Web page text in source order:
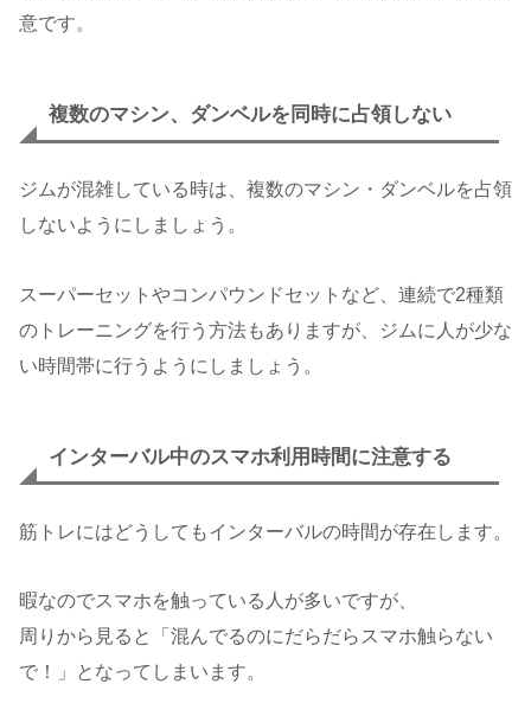
意です。
複数のマシン、ダンベルを同時に占領しない
ジムが混雑している時は、複数のマシン・ダンベルを占領
しないようにしましょう。
スーパーセットやコンパウンドセットなど、連続で2種類
のトレーニングを行う方法もありますが、ジムに人が少な
い時間帯に行うようにしましょう。
インターバル中のスマホ利用時間に注意する
筋トレにはどうしてもインターバルの時間が存在します。
暇なのでスマホを触っている人が多いですが、
周りから見ると「混んでるのにだらだらスマホ触らない
で！」となってしまいます。